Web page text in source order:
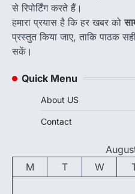
से रिपोर्टिंग करते हैं।
हमारा प्रयास है कि हर खबर को
प्रस्तुत किया जाए, ताकि पाठक
सकें।
Quick Menu
About US
Contact
M
T W